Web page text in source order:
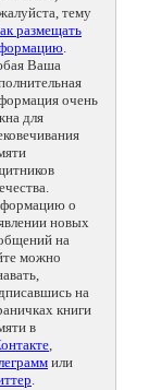
тему
размещать
.
Ваша
очень
для
о
новых
на
можно
на
книги
в
,
или
.